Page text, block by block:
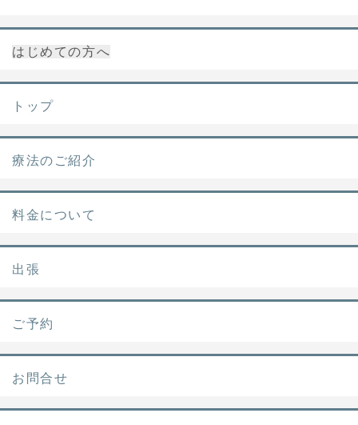
はじめての方へ
トップ
療法のご紹介
料金について
出張
ご予約
お問合せ